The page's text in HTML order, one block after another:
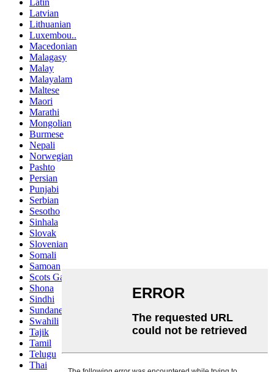
Latin
Latvian
Lithuanian
Luxembou..
Macedonian
Malagasy
Malay
Malayalam
Maltese
Maori
Marathi
Mongolian
Burmese
Nepali
Norwegian
Pashto
Persian
Punjabi
Serbian
Sesotho
Sinhala
Slovak
Slovenian
Somali
Samoan
Scots Gaelic
Shona
Sindhi
Sundanese
Swahili
Tajik
Tamil
Telugu
Thai